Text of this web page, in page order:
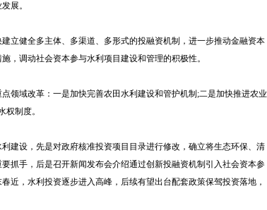
展。
立健全多主体、多渠道、多形式的投融资机制，进一步推动金融资本
，调动社会资本参与水利项目建设和管理的积极性。
领域改革：一是加快完善农田水利建设和管护机制;二是加快推进农业
权制度。
建设，先是对政府核准投资项目目录进行修改，确立将生态环保、清
抓手，后是召开新闻发布会介绍通过创新投融资机制引入社会资本参
近，水利投资逐步进入高峰，后续有望出台配套政策保驾投资落地，